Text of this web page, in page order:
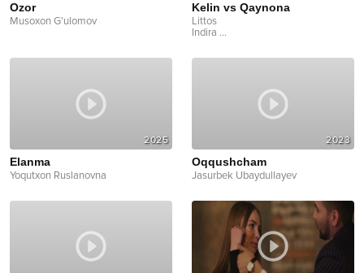
Ozor
Musoxon G'ulomov
Kelin vs Qaynona
Littos
Indira ...
2025
Elanma
Yoqutxon Ruslanovna
2023
Oqqushcham
Jasurbek Ubaydullayev